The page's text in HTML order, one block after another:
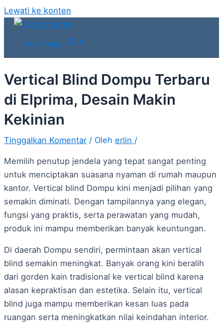
Lewati ke konten
Main Menu
Vertical Blind Dompu Terbaru
di Elprima, Desain Makin
Kekinian
Tinggalkan Komentar / Oleh erlin /
Memilih penutup jendela yang tepat sangat penting
untuk menciptakan suasana nyaman di rumah maupun
kantor. Vertical blind Dompu kini menjadi pilihan yang
semakin diminati. Dengan tampilannya yang elegan,
fungsi yang praktis, serta perawatan yang mudah,
produk ini mampu memberikan banyak keuntungan.
Di daerah Dompu sendiri, permintaan akan vertical
blind semakin meningkat. Banyak orang kini beralih
dari gorden kain tradisional ke vertical blind karena
alasan kepraktisan dan estetika. Selain itu, vertical
blind juga mampu memberikan kesan luas pada
ruangan serta meningkatkan nilai keindahan interior.